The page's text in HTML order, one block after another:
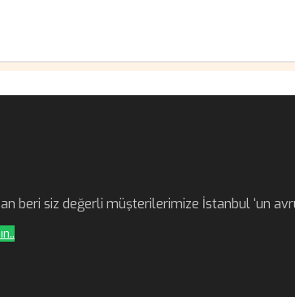
beri siz değerli müşterilerimize İstanbul ‘un